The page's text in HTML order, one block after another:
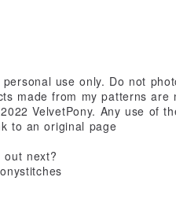
use only. Do not
made from my patterns are
VelvetPony. Any use of
to an original page
out next?